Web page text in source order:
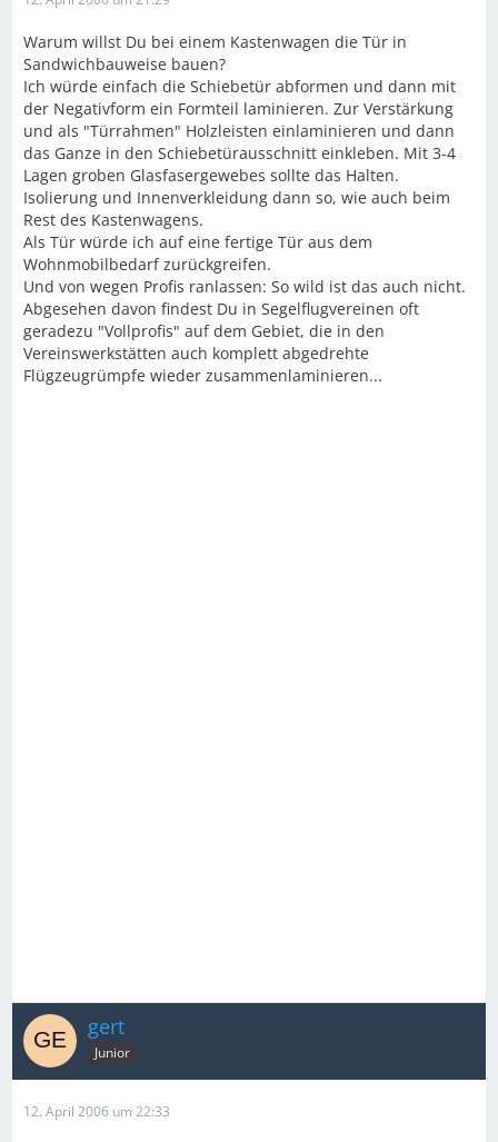
Warum willst Du bei einem Kastenwagen die Tür in
Sandwichbauweise bauen?
Ich würde einfach die Schiebetür abformen und dann mit
der Negativform ein Formteil laminieren. Zur Verstärkung
und als "Türrahmen" Holzleisten einlaminieren und dann
das Ganze in den Schiebetürausschnitt einkleben. Mit 3-4
Lagen groben Glasfasergewebes sollte das Halten.
Isolierung und Innenverkleidung dann so, wie auch beim
Rest des Kastenwagens.
Als Tür würde ich auf eine fertige Tür aus dem
Wohnmobilbedarf zurückgreifen.
Und von wegen Profis ranlassen: So wild ist das auch nicht.
Abgesehen davon findest Du in Segelflugvereinen oft
geradezu "Vollprofis" auf dem Gebiet, die in den
Vereinswerkstätten auch komplett abgedrehte
Flügzeugrümpfe wieder zusammenlaminieren...
gert
Junior
12. April 2006 um 22:33